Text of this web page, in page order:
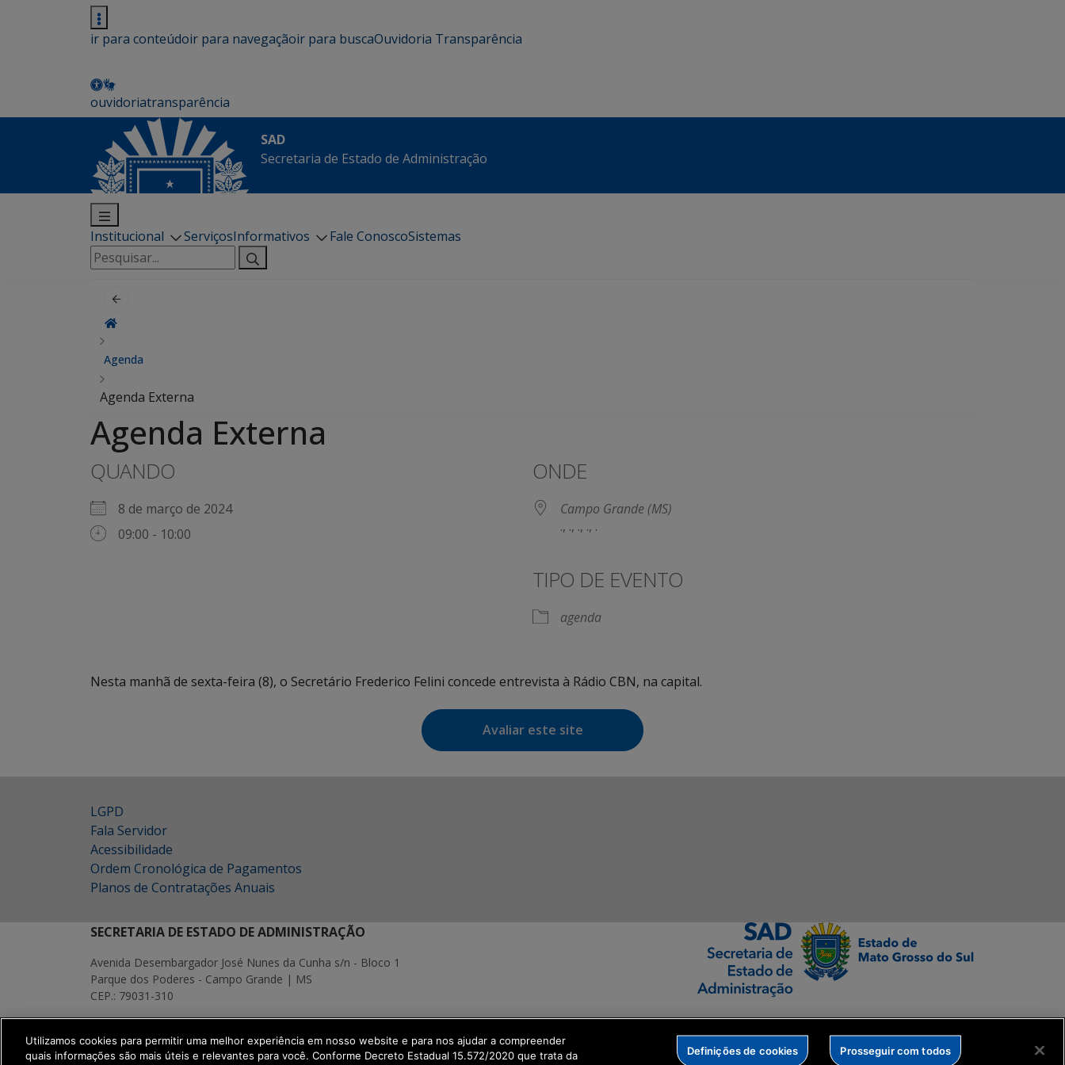
ir para conteúdoir para navegaçãoir para buscaOuvidoria Transparência
ouvidoriatransparência
SAD
Secretaria de Estado de Administração
Institucional ServiçosInformativos Fale ConoscoSistemas
Pesquisar
por:
Agenda
Agenda Externa
Agenda Externa
QUANDO
8 de março de 2024
09:00 - 10:00
ONDE
Campo Grande (MS)
., ., ., ., .
TIPO DE EVENTO
agenda
Nesta manhã de sexta-feira (8), o Secretário Frederico Felini concede entrevista à Rádio CBN, na capital.
Avaliar este site
LGPD
Fala Servidor
Acessibilidade
Ordem Cronológica de Pagamentos
Planos de Contratações Anuais
SECRETARIA DE ESTADO DE ADMINISTRAÇÃO
Avenida Desembargador José Nunes da Cunha s/n - Bloco 1
Parque dos Poderes - Campo Grande | MS
CEP.: 79031-310
SETDIG | Secretaria-Executiva de Transformação Digital
Utilizamos cookies para permitir uma melhor experiência em nosso website e para nos ajudar a compreender
quais informações são mais úteis e relevantes para você. Conforme Decreto Estadual 15.572/2020 que trata da
Definições de cookies Prosseguir com todos